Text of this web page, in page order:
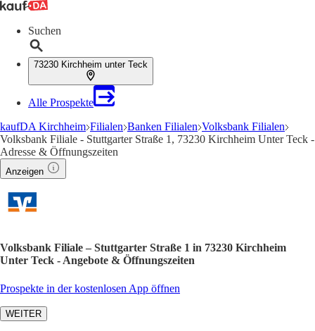
Suchen
73230 Kirchheim unter Teck
Alle Prospekte
kaufDA Kirchheim Filialen Banken Filialen Volksbank Filialen
Volksbank Filiale - Stuttgarter Straße 1, 73230 Kirchheim Unter Teck -
Adresse & Öffnungszeiten
Anzeigen
Volksbank Filiale – Stuttgarter Straße 1 in 73230 Kirchheim
Unter Teck - Angebote & Öffnungszeiten
Prospekte in der kostenlosen App öffnen
WEITER